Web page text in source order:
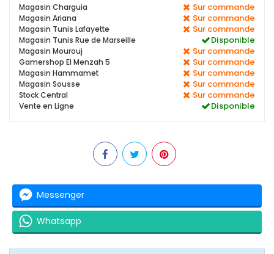
Magasin Charguia Sur commande
Magasin Ariana Sur commande
Magasin Tunis Lafayette Sur commande
Magasin Tunis Rue de Marseille Disponible
Magasin Mourouj Sur commande
Gamershop El Menzah 5 Sur commande
Magasin Hammamet Sur commande
Magasin Sousse Sur commande
Stock Central Sur commande
Vente en Ligne Disponible
Messenger
Whatsapp